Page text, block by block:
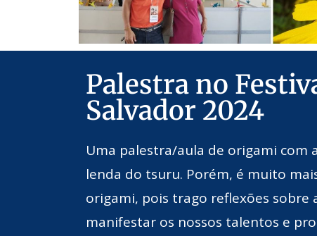
Palestra no
Salvador 2024
Uma palestra/aula de origami com
lenda do tsuru. Porém, é muito
origami, pois trago reflexões sobre
manifestar os nossos talentos e